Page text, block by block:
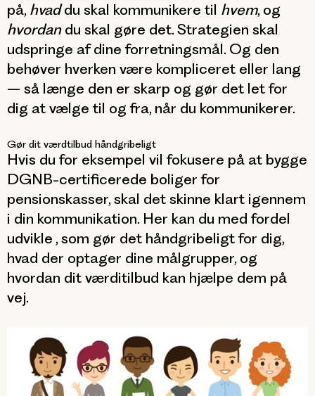
på, hvaddu skal kommunikere til hvem, og
hvordandu skal gøre det. Strategien skal
udspringe af dine forretningsmål. Og den
behøver hverken være kompliceret eller lang
– så længe den er skarp og gør det let for
dig at vælge til og fra, når du kommunikerer.
Gør dit værdtilbud håndgribeligt
Hvis du for eksempel vil fokusere på at bygge
DGNB-certificerede boliger for
pensionskasser, skal det skinne klart igennem
i din kommunikation. Her kan du med fordel
udvikle , som gør det håndgribeligt for dig,
hvad der optager dine målgrupper, og
hvordan dit værditilbud kan hjælpe dem på
vej.